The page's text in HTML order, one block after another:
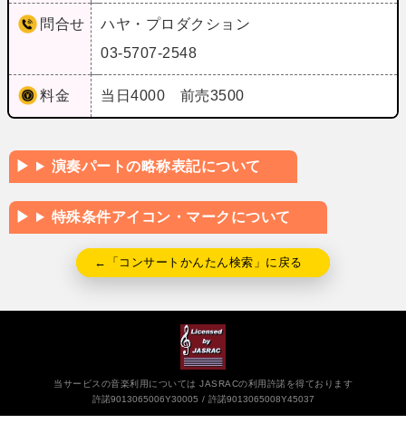
問合せ
ハヤ・プロダクション
03-5707-2548
料金 当日4000 前売3500
演奏パートの略称表記について
特殊条件アイコン・マークについて
←「コンサートかんたん検索」に戻る
当サービスの音楽利用については JASRACの利用許諾を得ております
許諾9013065006Y30005
許諾9013065008Y45037